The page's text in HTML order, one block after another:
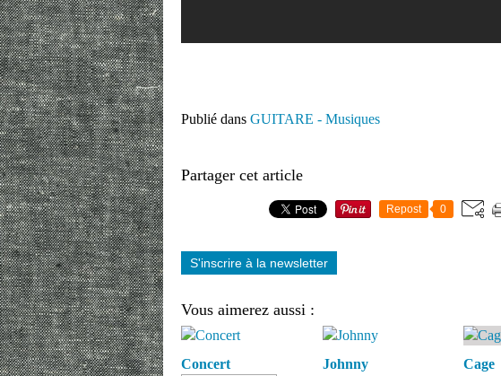
Publié dans GUITARE - Musiques
Partager cet article
Repost 0
S'inscrire à la newsletter
Vous aimerez aussi :
Concert Johnny Cage